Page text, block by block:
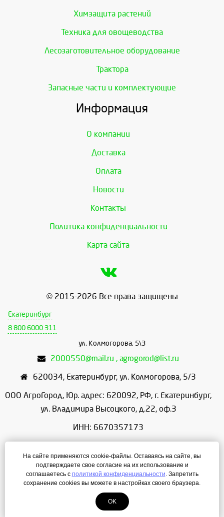
Химзащита растений
Техника для овощеводства
Лесозаготовительное оборудование
Трактора
Запасные части и комплектующие
Информация
О компании
Доставка
Оплата
Новости
Контакты
Политика конфиденциальности
Карта сайта
© 2015-2026 Все права защищены
Екатеринбург
8 800 6000 311
ул. Колмогорова, 5\3
2000550@mail.ru , agrogorod@list.ru
620034, Екатеринбург, ул. Колмогорова, 5/3
ООО АгроГород, Юр. адрес: 620092, РФ, г. Екатеринбург,
ул. Владимира Высоцкого, д.22, оф.3
ИНН: 6670357173
ОГРН: 1156658086166
Режим работы: с 9:00 до 18:00
Создание сайта — ЛегионА
На сайте применяются cookie-файлы. Оставаясь на сайте, вы
подтверждаете свое согласие на их использование и
соглашаетесь с политикой конфиденциальности. Запретить
сохранение cookies вы можете в настройках своего браузера.
OK